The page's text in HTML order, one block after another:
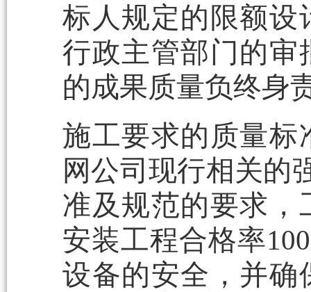
标人规定的限额设
行政主管部门的审
的成果质量负终身
施工要求的质量标
网公司现行相关的
准及规范的要求，
安装工程合格率
设备的安全，并确